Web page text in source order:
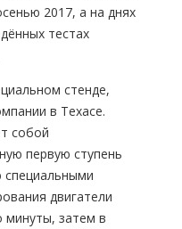
2017, а на днях
тестах
стенде,
в Техасе.
собой
первую ступень
двигатели
минуты, затем в